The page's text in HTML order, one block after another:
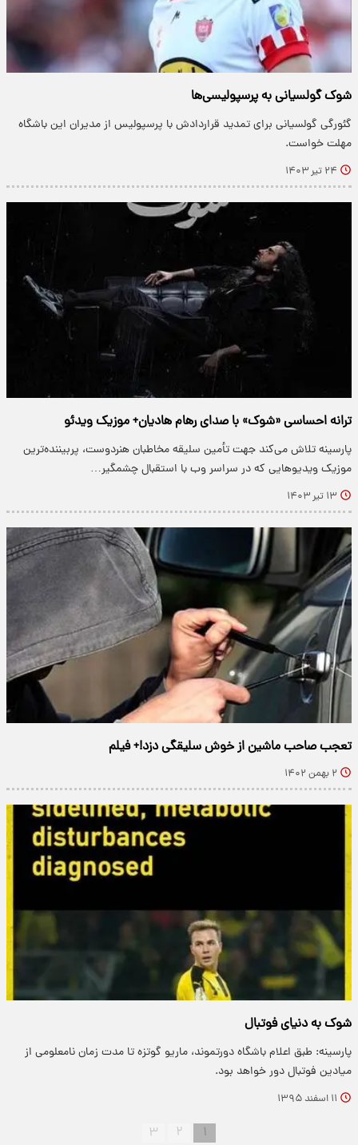
شوک گولسیانی به پرسپولیسی‌ها
گئورگی گولسیانی برای تمدید قراردادش با پرسپولیس از مدیران این باشگاه
مهلت خواست.
۲۴ تیر ۱۴۰۳
ترانه احساسی «شوک» با صدای رهام هادیان+ موزیک ویدئو
پارسینه تلاش می‌کند جهت تأمین سلیقه مخاطبان هنردوست، پربیننده‌ترین
موزیک ویدیو‌هایی که در سراسر وب با استقبال چشمگیر…
۱۳ تیر ۱۴۰۳
تعجب صاحب ماشین از خوش سلیقگی دزد!+ فیلم
۲ بهمن ۱۴۰۲
شوک به دنیای فوتبال
پارسینه: طبق اعلام باشگاه دورتموند، ماریو گوتزه تا مدت زمان نامعلومی از
میادین فوتبال دور خواهد بود.
۱۱ اسفند ۱۳۹۵
۱ ۲ ۳